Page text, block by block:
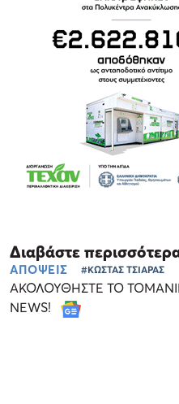
Διαβάστε
ΑΠΟΨΕΙΣ #ΚΩΣΤΑΣ ΤΣΙΑΡΑΣ
ΑΚΟΛΟΥΘΗΣΤΕ ΤΟ
NEWS!